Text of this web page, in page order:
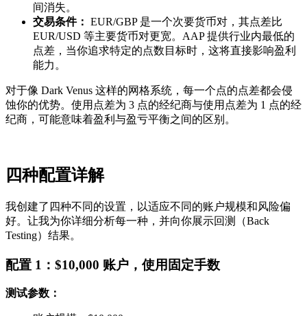
间消失。
交易条件： EUR/GBP 是一个次要货币对，其点差比
EUR/USD 等主要货币对更宽。AAP 提供行业内最低的
点差，当你追求特定的点数目标时，这将直接影响盈利
能力。
对于像 Dark Venus 这样的网格系统，每一个点的点差都会侵
蚀你的优势。使用点差为 3 点的经纪商与使用点差为 1 点的经
纪商，可能意味着盈利与盈亏平衡之间的区别。
四种配置详解
我创建了四种不同的设置，以适应不同的账户规模和风险偏
好。让我为你详细分析每一种，并向你展示回测（Back
Testing）结果。
配置 1：$10,000 账户，使用固定手数
测试参数：